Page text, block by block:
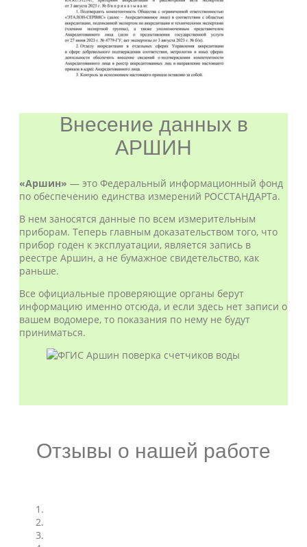
Внесение данных в
АРШИН
«Аршин» — это Федеральный информационный фонд
по обеспечению единства измерений РОССТАНДАРТа.
В нем заносятся данные по всем измерительным
приборам. Теперь главным доказательством того, что
прибор годен к эксплуатации, является запись в
реестре Аршин, а не бумажное свидетельство, как
раньше.
Все официальные проверяющие органы берут
информацию именно отсюда, и если здесь нет записи о
вашем водомере, то показания по нему не будут
приниматься.
Отзывы о нашей работе